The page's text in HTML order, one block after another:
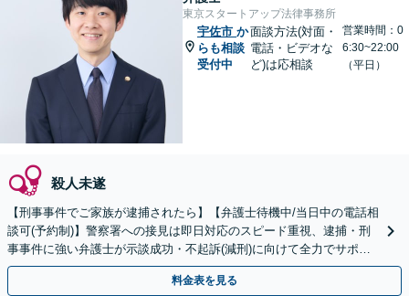
東京スタートアップ法律事務所
宇佐市 か
らも相談
受付中
面談方法(対面・
電話・ビデオな
ど)は応相談
営業時間：0
6:30~22:00
（平日）
殺人未遂
【刑事事件でご家族が逮捕されたら】【弁護士待機中/当日中の電話相
談可(予約制)】警察署への接見は即日対応のスピード重視、逮捕・刑
事事件に強い弁護士が示談成功・不起訴(減刑)に向けて全力でサポー
トします。【加害者側の相談専門】
料金表を見る